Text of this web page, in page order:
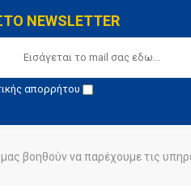
NEWSLETTER
απορρήτου
Όροι Χρήσης Πολιτική
βοηθούν να παρέχουμε τις